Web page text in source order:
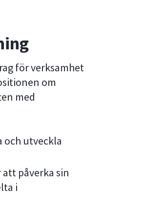
för verksamhet
om
med
och utveckla
påverka sin
i